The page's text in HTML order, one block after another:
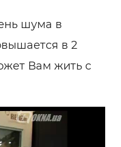
шума в
в 2
Вам жить с